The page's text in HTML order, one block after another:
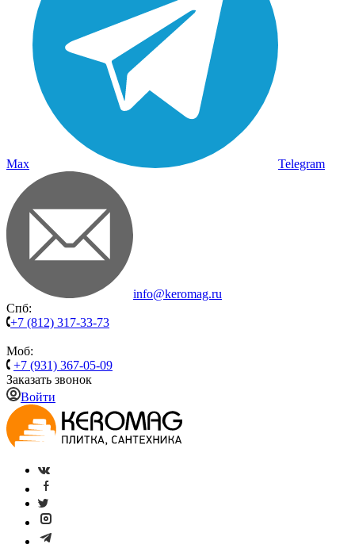
Max Telegram
info@keromag.ru
Спб:
+7 (812) 317-33-73
Моб:
+7 (931) 367-05-09
Заказать звонок
Войти